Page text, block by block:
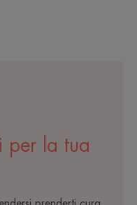
per la tua